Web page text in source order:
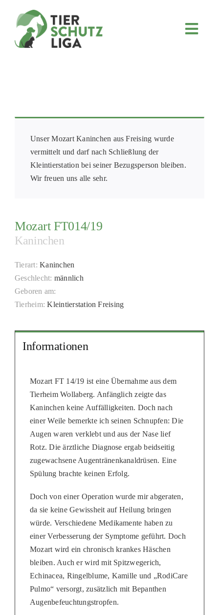
KOOPERATIONEN
PATENSCHAFTEN
Unser Mozart Kaninchen aus Freising wurde
vermittelt und darf nach Schließlung der
Kleintierstation bei seiner Bezugsperson bleiben.
Wir freuen uns alle sehr.
Mozart FT014/19
Kaninchen
Tierart:Kaninchen
Geschlecht: männlich
Geboren am:
Tierheim: Kleintierstation Freising
Informationen
Mozart FT 14/19 ist eine Übernahme aus dem
Tierheim Wollaberg. Anfänglich zeigte das
Kaninchen keine Auffälligkeiten. Doch nach
einer Weile bemerkte ich seinen Schnupfen: Die
Augen waren verklebt und aus der Nase lief
Rotz. Die ärztliche Diagnose ergab beidseitig
zugewachsene Augentränenkanaldrüsen. Eine
Spülung brachte keinen Erfolg.
Doch von einer Operation wurde mir abgeraten,
da sie keine Gewissheit auf Heilung bringen
würde. Verschiedene Medikamente haben zu
einer Verbesserung der Symptome geführt. Doch
Mozart wird ein chronisch krankes Häschen
bleiben. Auch er wird mit Spitzwegerich,
Echinacea, Ringelblume, Kamille und „RodiCare
Pulmo“ versorgt, zusätzlich mit Bepanthen
Augenbefeuchtungstropfen.